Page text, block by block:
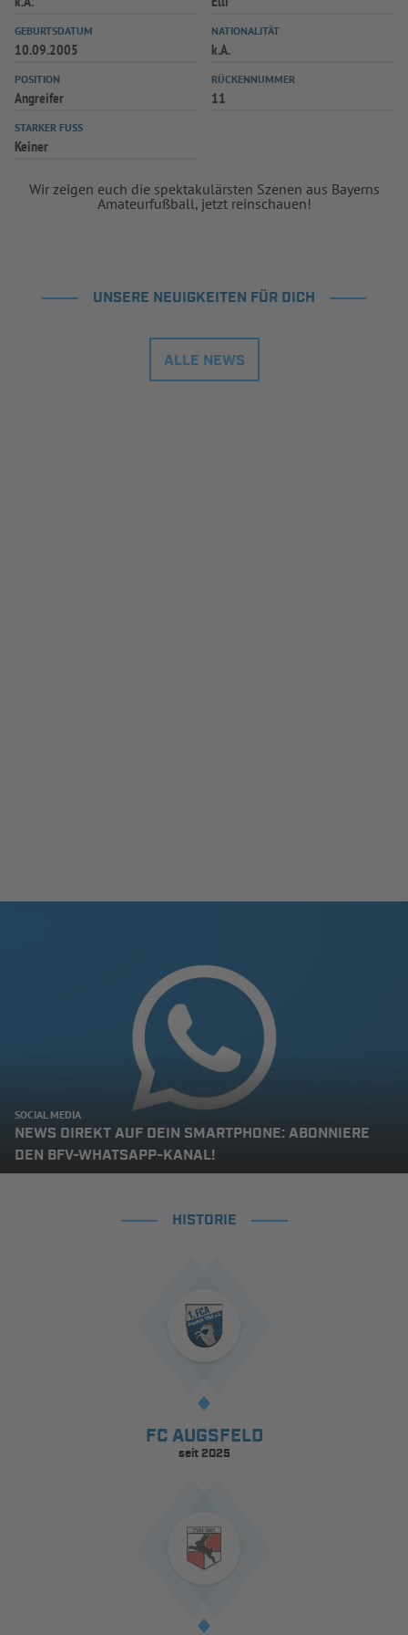
SPIELPLUS
GEBURTSDATUM
10.09.2005
NATIONALITÄT
k.A.
POSITION
Angreifer
RÜCKENNUMMER
11
STARKER FUSS
Keiner
Wir zeigen euch die spektakulärsten Szenen aus Bayerns
Amateurfußball, jetzt reinschauen!
UNSERE NEUIGKEITEN FÜR DICH
ALLE NEWS
SOCIAL MEDIA
NEWS DIREKT AUF DEIN SMARTPHONE: ABONNIERE
DEN BFV-WHATSAPP-KANAL!
HISTORIE
FC AUGSFELD
seit 2025